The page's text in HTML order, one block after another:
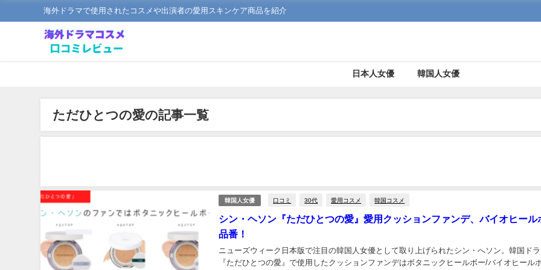
海外ドラマで使用されたコスメや出演者の愛用スキンケア商品を紹介
日本人女優 韓国人女優
ただひとつの愛の記事一覧
韓国人女優 口コミ 30代 愛用コスメ 韓国コスメ
シン・ヘソン『ただひとつの愛』愛用クッションファンデ、バイオヒール
品番！
ニューズウィーク日本版で注目の韓国人女優として取り上げられたシン・へソン。韓国ドラ
『ただひとつの愛』で使用したクッションファンデはボタニックヒールボー/バイオヒール